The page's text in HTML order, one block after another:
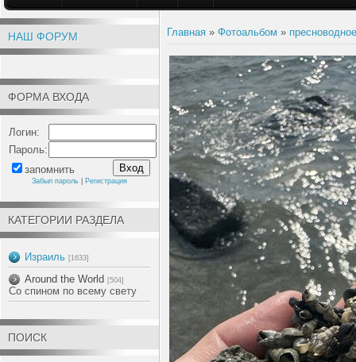
НАШ ФОРУМ
ФОРМА ВХОДА
Логин:
Пароль:
запомнить
Забыл пароль Регистрация
КАТЕГОРИИ РАЗДЕЛА
Израиль [1633]
Around the World [504]
Со спином по всему свету
ПОИСК
Главная » Фотоальбом »